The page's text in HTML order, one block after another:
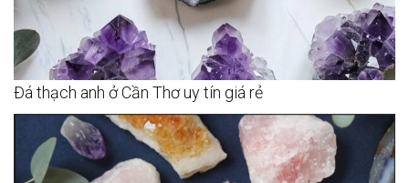
Đá thạch anh ở Cần Thơ uy tín giá rẻ